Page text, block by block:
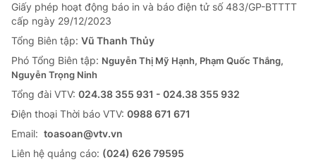
Giấy phép hoạt động báo in và báo điện tử số 483/GP-BTTTT
cấp ngày 29/12/2023
Tổng Biên tập: Vũ Thanh Thủy
Phó Tổng Biên tập: Nguyễn Thị Mỹ Hạnh, Phạm Quốc Thắng,
Nguyễn Trọng Ninh
Tổng đài VTV: 024.38 355 931 - 024.38 355 932
Ðiện thoại Thời báo VTV: 0988 671 671
Email: toasoan@vtv.vn
Liên hệ quảng cáo: (024) 626 79595